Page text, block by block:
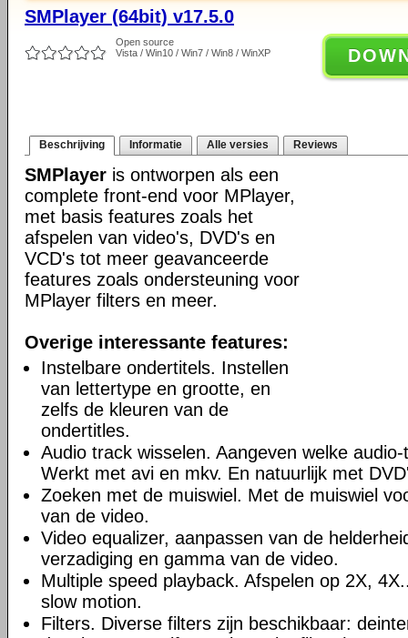
SMPlayer (64bit) v17.5.0
Open source
Vista / Win10 / Win7 / Win8 / WinXP
Beschrijving Informatie Alle versies Reviews
SMPlayer is ontworpen als een
complete front-end voor MPlayer,
met basis features zoals het
afspelen van video's, DVD's en
VCD's tot meer geavanceerde
features zoals ondersteuning voor
MPlayer filters en meer.
Overige interessante features:
Instelbare ondertitels. Instellen
van lettertype en grootte, en
zelfs de kleuren van de
ondertitles.
Audio track wisselen. Aangeven welke
Werkt met avi en mkv. En natuurlijk met
Zoeken met de muiswiel. Met de muiswiel
van de video.
Video equalizer, aanpassen van de
verzadiging en gamma van de video.
Multiple speed playback. Afspelen op 2X,
slow motion.
Filters. Diverse filters zijn beschikbaar: